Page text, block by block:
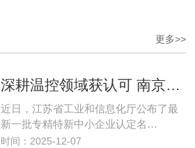
更多>>
深耕温控领域获认可 南京星德跻身"专精特新"阵营
近日，江苏省工业和信息化厅公布了最
新一批专精特新中小企业认定名…
时间：2025-12-07